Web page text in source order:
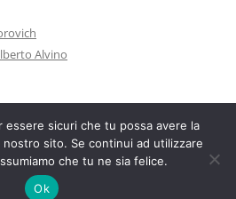
Alvino
essere sicuri che tu possa avere la
sito. Se continui ad utilizzare
che tu ne sia felice.
Ok